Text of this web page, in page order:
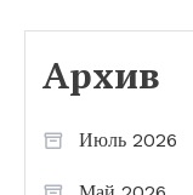
Архив
Июль 2026